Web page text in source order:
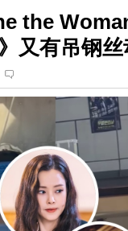
the
又有吊钢丝